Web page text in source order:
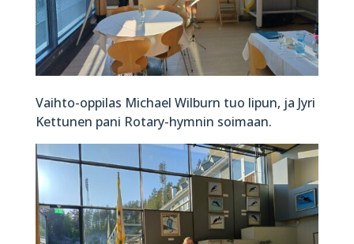
Vaihto-oppilas Michael Wilburn tuo lipun, ja Jyri
Kettunen pani Rotary-hymnin soimaan.